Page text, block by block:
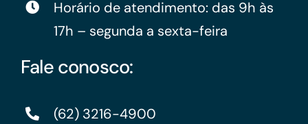
Horário de atendimento: das 9h às
17h – segunda a sexta-feira
Fale conosco:
(62) 3216-4900